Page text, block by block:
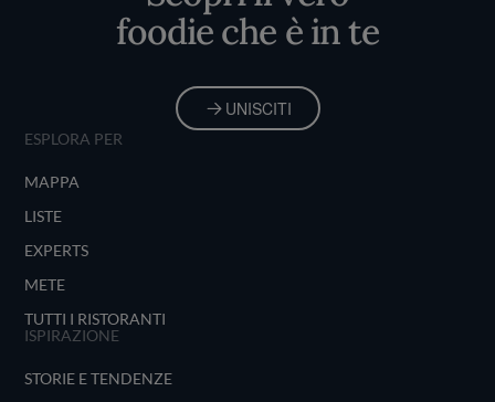
foodie che è in te
UNISCITI
ESPLORA PER
MAPPA
LISTE
EXPERTS
METE
TUTTI I RISTORANTI
ISPIRAZIONE
STORIE E TENDENZE